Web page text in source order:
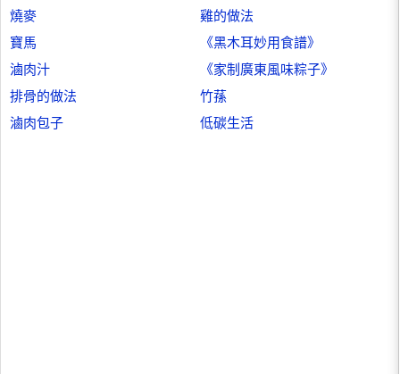
燒麥
雞的做法
寶馬
《黑木耳妙用食譜》
滷肉汁
《家制廣東風味粽子》
排骨的做法
竹蓀
滷肉包子
低碳生活